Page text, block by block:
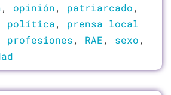
, opinión, patriarcado,
política, prensa local
profesiones, RAE, sexo,